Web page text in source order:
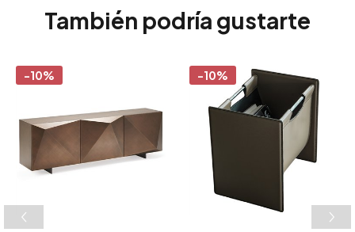
También podría gustarte
-10% -10%